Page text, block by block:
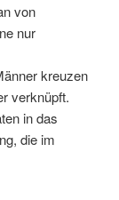
von
nur
kreuzen
verknüpft.
in das
die im